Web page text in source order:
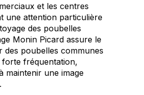
et les centres
une attention particulière
des poubelles
Monin Picard assure le
des poubelles communes
forte fréquentation,
maintenir une image